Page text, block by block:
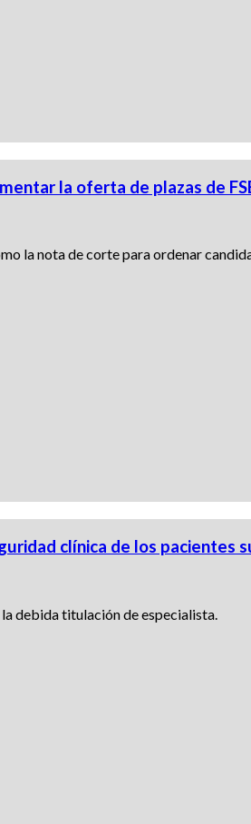
la oferta de plazas de
la nota de corte para ordenar
clínica de los pacientes
debida titulación de especialista.